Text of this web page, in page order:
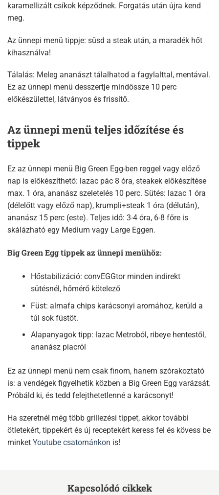
karamellizált csíkok képződnek. Forgatás után újra kend
meg.​
Az ünnepi menü tippje: süsd a steak után, a maradék hőt
kihasználva!
Tálalás: Meleg ananászt tálalhatod a fagylalttal, mentával.
Ez az ünnepi menü desszertje mindössze 10 perc
előkészülettel, látványos és frissítő.​
Az ünnepi menü teljes időzítése és
tippek
Ez az ünnepi menü Big Green Egg-ben reggel vagy előző
nap is előkészíthető: lazac pác 8 óra, steakek előkészítése
max. 1 óra, ananász szeletelés 10 perc. Sütés: lazac 1 óra
(délelőtt vagy előző nap), krumpli+steak 1 óra (délután),
ananász 15 perc (este). Teljes idő: 3-4 óra, 6-8 főre is
skálázható egy Medium vagy Large Eggen.​
Big Green Egg tippek az ünnepi menühöz:
Hőstabilizáció: convEGGtor minden indirekt
sütésnél, hőmérő kötelező
Füst: almafa chips karácsonyi aromához, kerüld a
túl sok füstöt.
Alapanyagok tipp: lazac Metroból, ribeye hentestől,
ananász piacról
Ez az ünnepi menü nem csak finom, hanem szórakoztató
is: a vendégek figyelhetik közben a Big Green Egg varázsát.
Próbáld ki, és tedd felejthetetlenné a karácsonyt!
Ha szeretnél még több grillezési tippet, akkor további
ötletekért, tippekért és új receptekért keress fel és kövess be
minket Youtube csatornánkon is!
Kapcsolódó cikkek